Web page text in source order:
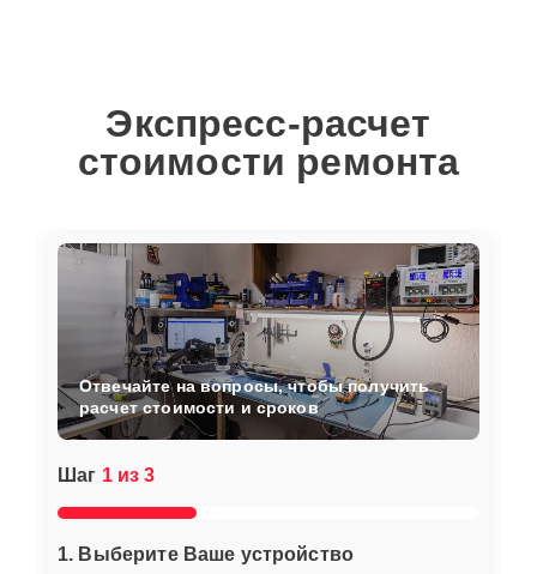
Экспресс-расчет
стоимости ремонта
Шаг 1 из 3
1. Выберите Ваше устройство
Отвечайте на вопросы, чтобы получить
расчет стоимости и сроков